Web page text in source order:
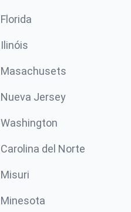
Florida
Ilinóis
Masachusets
Nueva Jersey
Washington
Carolina del Norte
Misuri
Minesota